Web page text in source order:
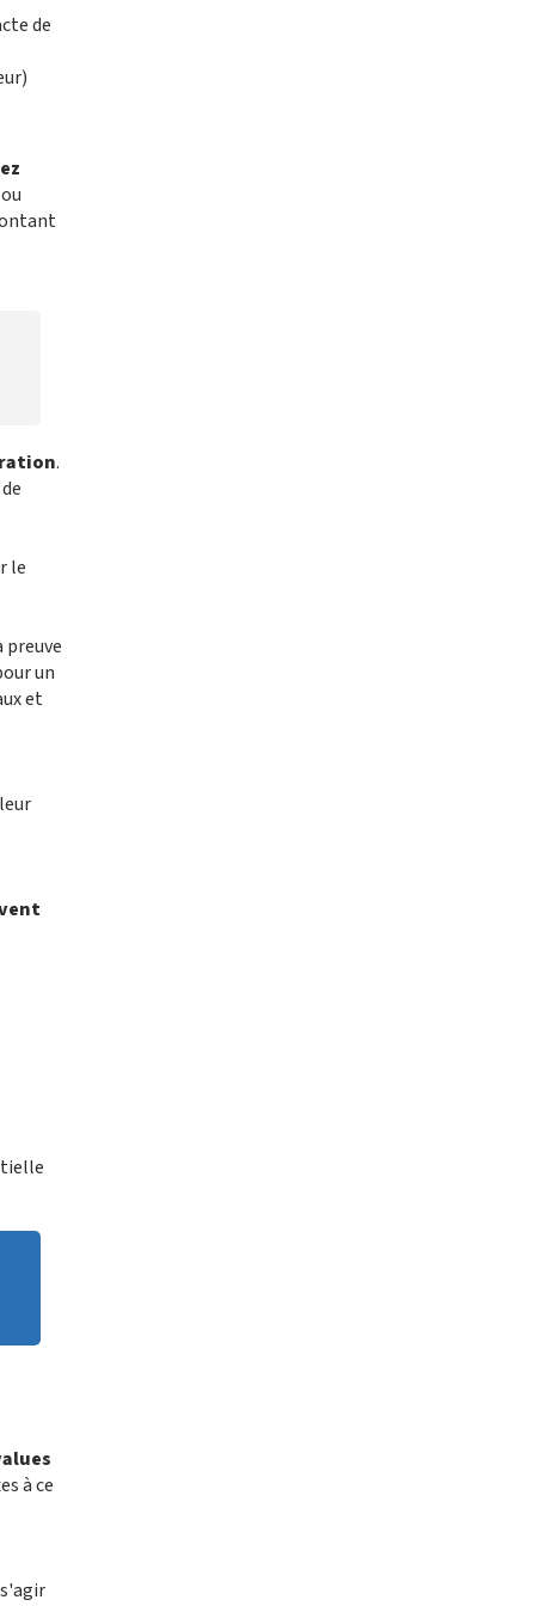
de
.
le
preuve
un
et
à ce